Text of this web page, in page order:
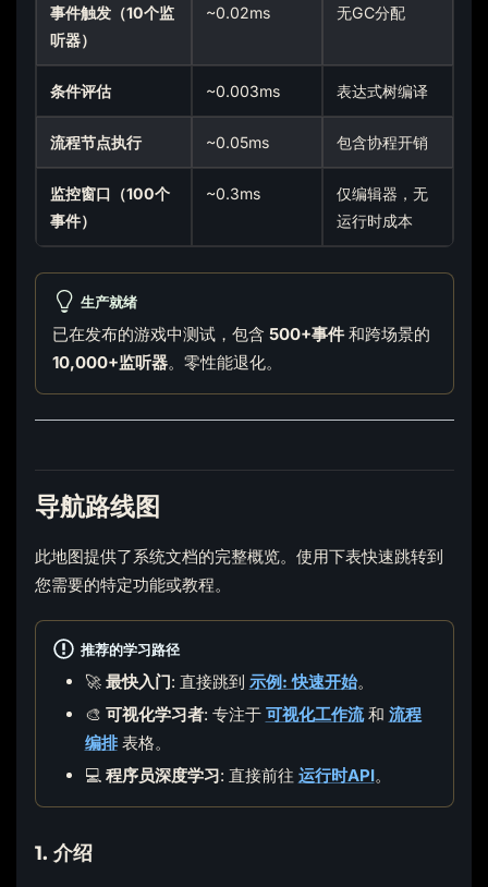
事件触发（10个监
听器）
~0.02ms 无GC分配
条件评估 ~0.003ms 表达式树编译
流程节点执行 ~0.05ms 包含协程开销
监控窗口（100个
事件）
~0.3ms
仅编辑器，无
运行时成本
生产就绪
已在发布的游戏中测试，包含 500+事件和跨场景的
10,000+监听器。零性能退化。
导航路线图
此地图提供了系统文档的完整概览。使用下表快速跳转到
您需要的特定功能或教程。
推荐的学习路径
🚀 最快入门: 直接跳到 示例: 快速开始。
🎨 可视化学习者: 专注于 可视化工作流和 流程
编排表格。
💻 程序员深度学习: 直接前往 运行时API。
1. 介绍